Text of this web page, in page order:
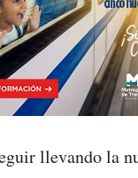
llevando la